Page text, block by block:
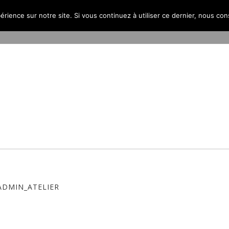
PROJETS L’AGENCE CONTACT
sur notre site. Si vous continuez à utiliser ce dernier, nous